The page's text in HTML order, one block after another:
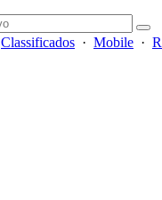
Classificados · Mobile ·